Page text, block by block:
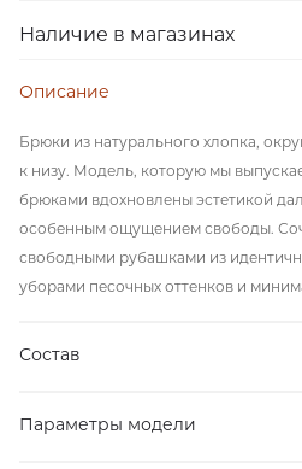
Наличие в магазинах
Описание
Брюки из натурального хлопка,
к низу. Модель, которую мы
брюками вдохновлены эстетикой
особенным ощущением свободы.
свободными рубашками из
уборами песочных оттенков и
Состав
Параметры модели